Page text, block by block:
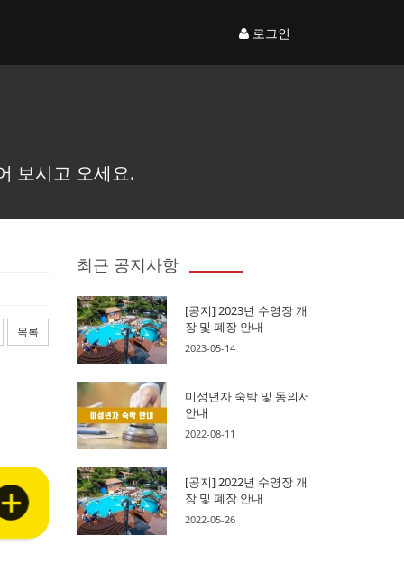
로그인
보시고 오세요.
목록
최근 공지사항
[공지] 2023년 수영장 개
장 및 폐장 안내
2023-05-14
미성년자 숙박 및 동의서
안내
2022-08-11
[공지] 2022년 수영장 개
장 및 폐장 안내
2022-05-26